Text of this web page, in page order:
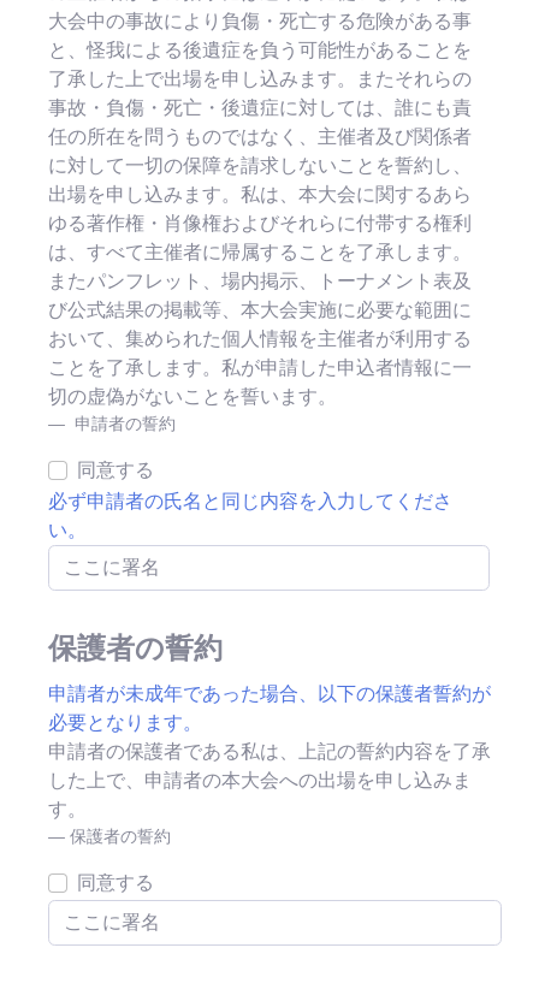
大会中の事故により負傷・死亡する危険がある事
と、怪我による後遺症を負う可能性があることを
了承した上で出場を申し込みます。またそれらの
事故・負傷・死亡・後遺症に対しては、誰にも責
任の所在を問うものではなく、主催者及び関係者
に対して一切の保障を請求しないことを誓約し、
出場を申し込みます。私は、本大会に関するあら
ゆる著作権・肖像権およびそれらに付帯する権利
は、すべて主催者に帰属することを了承します。
またパンフレット、場内掲示、トーナメント表及
び公式結果の掲載等、本大会実施に必要な範囲に
おいて、集められた個人情報を主催者が利用する
ことを了承します。私が申請した申込者情報に一
切の虚偽がないことを誓います。
申請者の誓約
同意する
必ず申請者の氏名と同じ内容を入力してくださ
い。
保護者の誓約
申請者が未成年であった場合、以下の保護者誓約が
必要となります。
申請者の保護者である私は、上記の誓約内容を了承
した上で、申請者の本大会への出場を申し込みま
す。
保護者の誓約
同意する